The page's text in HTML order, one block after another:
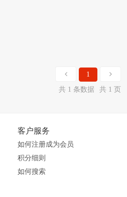
1
共 1 条数据
共 1 页
客户服务
如何注册成为会员
积分细则
如何搜索